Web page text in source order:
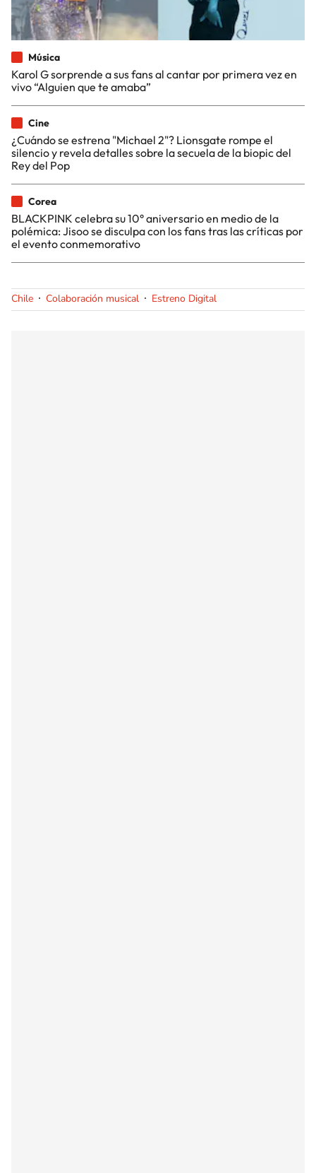
Música
Karol G sorprende a sus fans al cantar por primera vez en
vivo “Alguien que te amaba”
Cine
¿Cuándo se estrena "Michael 2"? Lionsgate rompe el
silencio y revela detalles sobre la secuela de la biopic del
Rey del Pop
Corea
BLACKPINK celebra su 10° aniversario en medio de la
polémica: Jisoo se disculpa con los fans tras las críticas por
el evento conmemorativo
Chile Colaboración musical Estreno Digital